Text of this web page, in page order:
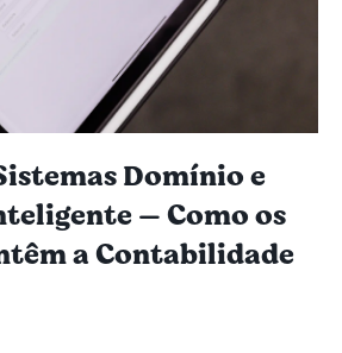
Domínio e
— Como os
a Contabilidade